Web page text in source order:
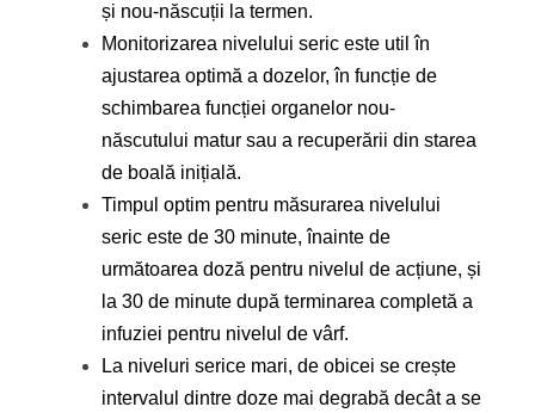
și nou-născuții la termen.
Monitorizarea nivelului seric este util în
ajustarea optimă a dozelor, în funcție de
schimbarea funcției organelor nou-
născutului matur sau a recuperării din starea
de boală inițială.
Timpul optim pentru măsurarea nivelului
seric este de 30 minute, înainte de
următoarea doză pentru nivelul de acțiune, și
la 30 de minute după terminarea completă a
infuziei pentru nivelul de vârf.
La niveluri serice mari, de obicei se crește
intervalul dintre doze mai degrabă decât a se